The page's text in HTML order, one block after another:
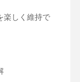
楽しく維持で